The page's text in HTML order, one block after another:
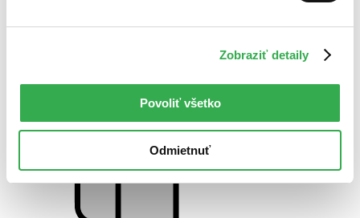
Zobraziť detaily
Povoliť všetko
Odmietnuť